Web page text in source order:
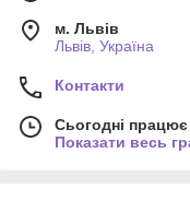
м. Львів
Львів, Україна
Контакти
Сьогодні
Показати весь